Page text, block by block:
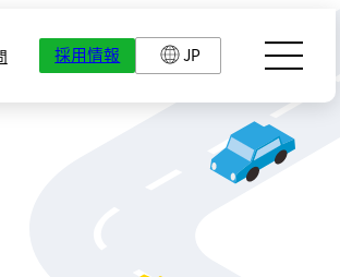
採用情報 JP